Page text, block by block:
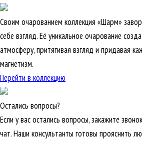
Своим очарованием коллекция «Шарм»
себе взгляд. Её уникальное очарование
атмосферу, притягивая взгляд и придавая
магнетизм.
Перейти в коллекцию
Остались вопросы?
Если у вас остались вопросы, закажите
чат. Наши консультанты готовы прояснить